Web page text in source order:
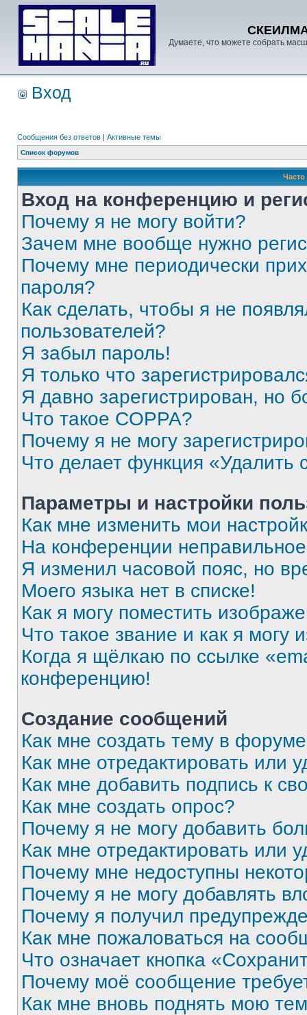
Думаете, что можете собрать
Вход
Сообщения без ответов | Активные темы
Список форумов
Вход на конференцию и
Почему я не могу войти?
Зачем мне вообще нужно
Почему мне периодически
пароля?
Как сделать, чтобы я не
пользователей?
Я забыл пароль!
Я только что
Я давно зарегистрирован, но
Что такое COPPA?
Почему я не могу
Что делает функция «Удалить
Параметры и настройки
Как мне изменить мои
На конференции
Я изменил часовой пояс, но
Моего языка нет в списке!
Как я могу поместить
Что такое звание и как я могу
Когда я щёлкаю по ссылке
конференцию!
Создание сообщений
Как мне создать тему в
Как мне отредактировать или
Как мне добавить подпись к
Как мне создать опрос?
Почему я не могу добавить
Как мне отредактировать или
Почему мне недоступны
Почему я не могу добавлять
Почему я получил
Как мне пожаловаться на
Что означает кнопка
Почему моё сообщение
Как мне вновь поднять мою